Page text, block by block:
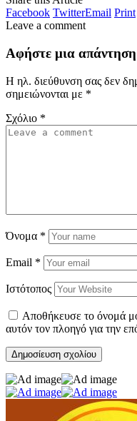
Facebook TwitterEmail Print
Leave a comment
Αφήστε μια απάντηση
Η ηλ. διεύθυνση σας δεν
σημειώνονται με *
Σχόλιο *
Όνομα *
Email *
Ιστότοπος
Αποθήκευσε το όνομά
αυτόν τον πλοηγό για την